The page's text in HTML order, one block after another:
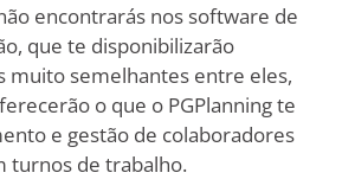
encontrarás nos software de
que te disponibilizarão
muito semelhantes entre eles,
o que o PGPlanning te
e gestão de colaboradores
turnos de trabalho.